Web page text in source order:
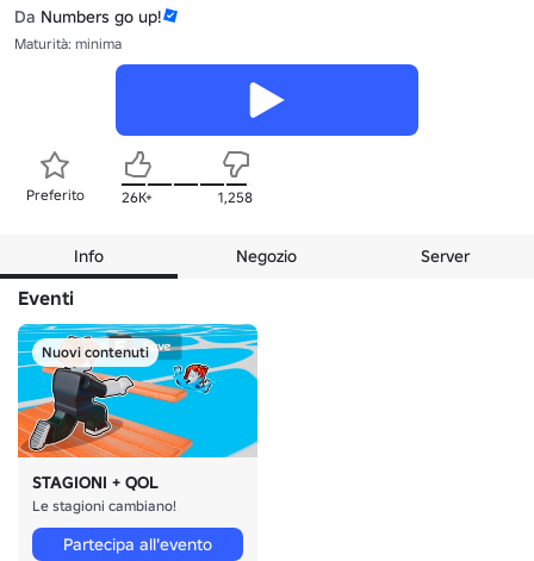
Da Numbers go up!
Maturità: minima
Preferito 26K+ 1,258
Info Negozio Server
Eventi
Nuovi contenuti
STAGIONI + QOL
Le stagioni cambiano!
Partecipa all'evento